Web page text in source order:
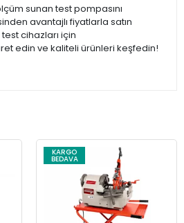
sunan test pompasını
avantajlı fiyatlarla satın
cihazları için
edin ve kaliteli ürünleri keşfedin!
KARGO
BEDAVA